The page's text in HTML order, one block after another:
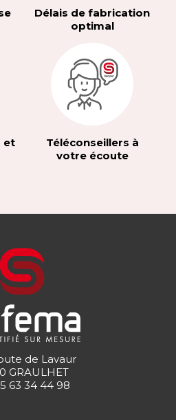
Délais de fabrication
optimal
et
Téléconseillers à
votre écoute
de Lavaur
GRAULHET
63 34 44 98